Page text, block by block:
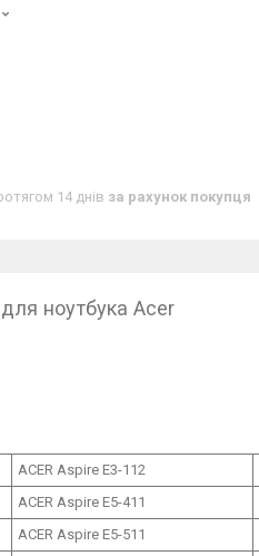
14 днів за рахунок покупця
ноутбука Acer
ACER Aspire E3-112
ACER Aspire E5-411
ACER Aspire E5-511